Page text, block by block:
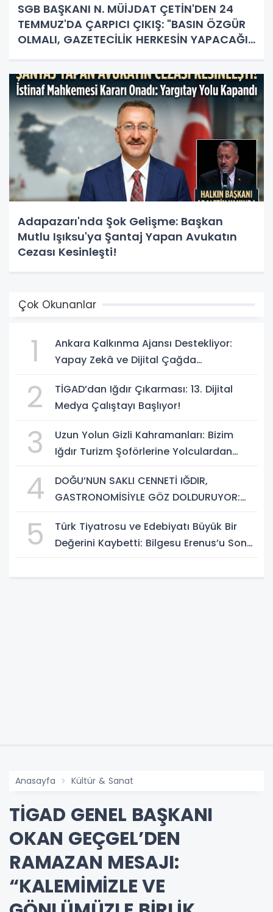
SGB BAŞKANI N. MÜİJDAT ÇETİN'DEN 24
TEMMUZ'DA ÇARPICI ÇIKIŞ: "BASIN ÖZGÜR
OLMALI, GAZETECİLİK HERKESİN YAPACAĞI
Adapazarı'nda Şok Gelişme: Başkan
Mutlu Işıksu'ya Şantaj Yapan Avukatın
Cezası Kesinleşti!
Çok Okunanlar
1
Ankara Kalkınma Ajansı Destekliyor:
Yapay Zekâ ve Dijital Çağda
Geliştirme Eğitimi Başlıyor!
2
TİGAD’dan Iğdır Çıkarması: 13. Dijital
Medya Çalıştayı Başlıyor!
3
Uzun Yolun Gizli Kahramanları: Bizim
Iğdır Turizm Şoförlerine Yolculardan
4
DOĞU’NUN SAKLI CENNETİ IĞDIR,
GASTRONOMİSİYLE GÖZ DOLDURUYOR:
BULUŞMA NOKTASI
5
Türk Tiyatrosu ve Edebiyatı Büyük Bir
Değerini Kaybetti: Bilgesu Erenus’u Son
Anasayfa Kültür & Sanat
TİGAD GENEL BAŞKANI
OKAN GEÇGEL’DEN
RAMAZAN MESAJI:
“KALEMİMİZLE VE